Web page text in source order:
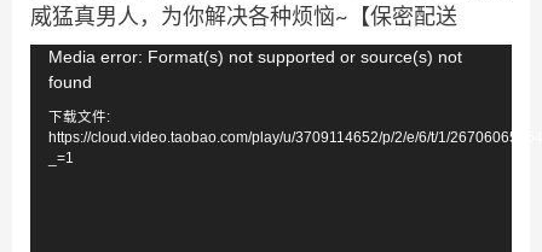
威猛真男人，为你解决各种烦恼~【保密配送
视
频
Media error: Format(s) not supported or source(s) not
found
下载文件:
https://cloud.video.taobao.com/play/u/3709114652/p/2/e/6/t/1/
_=1